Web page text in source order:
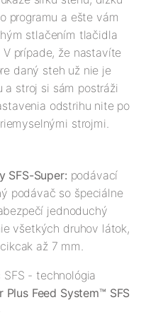
programu a ešte vám
stlačením tlačidla
prípade, že nastavíte
daný steh už nie je
a stroj si sám postráži
odstrihu nite po
strojmi.
SFS-Super: podávací
podávač so špeciálne
jednoduchý
všetkých druhov látok,
až 7 mm.
- technológia
Plus Feed System™ SFS